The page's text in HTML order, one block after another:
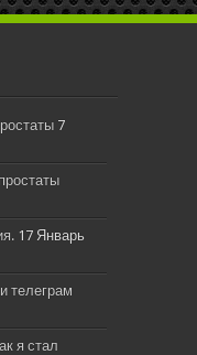
7
17 Январь
телеграм
я стал